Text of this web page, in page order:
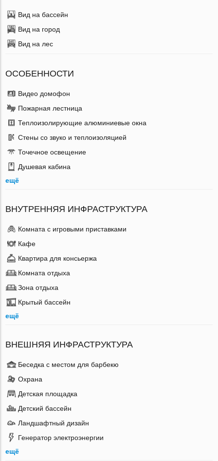
Вид на бассейн
Вид на город
Вид на лес
ОСОБЕННОСТИ
Видео домофон
Пожарная лестница
Теплоизолирующие алюминиевые окна
Стены со звуко и теплоизоляцией
Точечное освещение
Душевая кабина
ещё
ВНУТРЕННЯЯ ИНФРАСТРУКТУРА
Комната с игровыми приставками
Кафе
Квартира для консьержа
Комната отдыха
Зона отдыха
Крытый бассейн
ещё
ВНЕШНЯЯ ИНФРАСТРУКТУРА
Беседка с местом для барбекю
Охрана
Детская площадка
Детский бассейн
Ландшафтный дизайн
Генератор электроэнергии
ещё